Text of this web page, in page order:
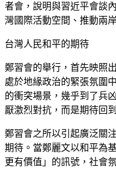
者會，說明與習近平會談
灣國際活動空間、推動兩
台灣人民和平的期待
鄭習會的舉行，首先映照
處於地緣政治的緊張氛圍
的衝突場景，幾乎到了兵
厭激烈對抗，而是期待回
鄭習會之所以引起廣泛關
期待。當鄭麗文以和平為
更有價值」的訊號，社會